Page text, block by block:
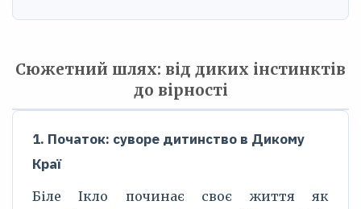
Сюжетний шлях: від диких інстинктів
до вірності
1. Початок: суворе дитинство в Дикому
Краї
Біле Ікло починає своє життя як